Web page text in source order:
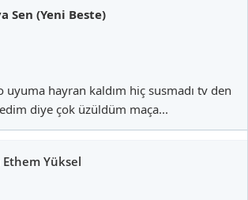
Sen (Yeni Beste)
hayran kaldım hiç susmadı tv den
diye çok üzüldüm maça...
Yüksel